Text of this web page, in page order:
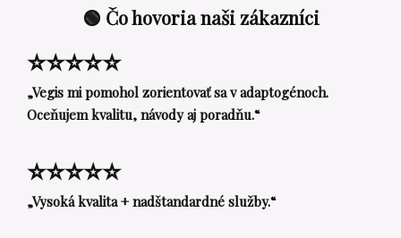
🟢 Čo hovoria naši zákazníci
⭐⭐⭐⭐⭐
„Vegis mi pomohol zorientovať sa v adaptogénoch.
Oceňujem kvalitu, návody aj poradňu.“
⭐⭐⭐⭐⭐
„Vysoká kvalita + nadštandardné služby.“